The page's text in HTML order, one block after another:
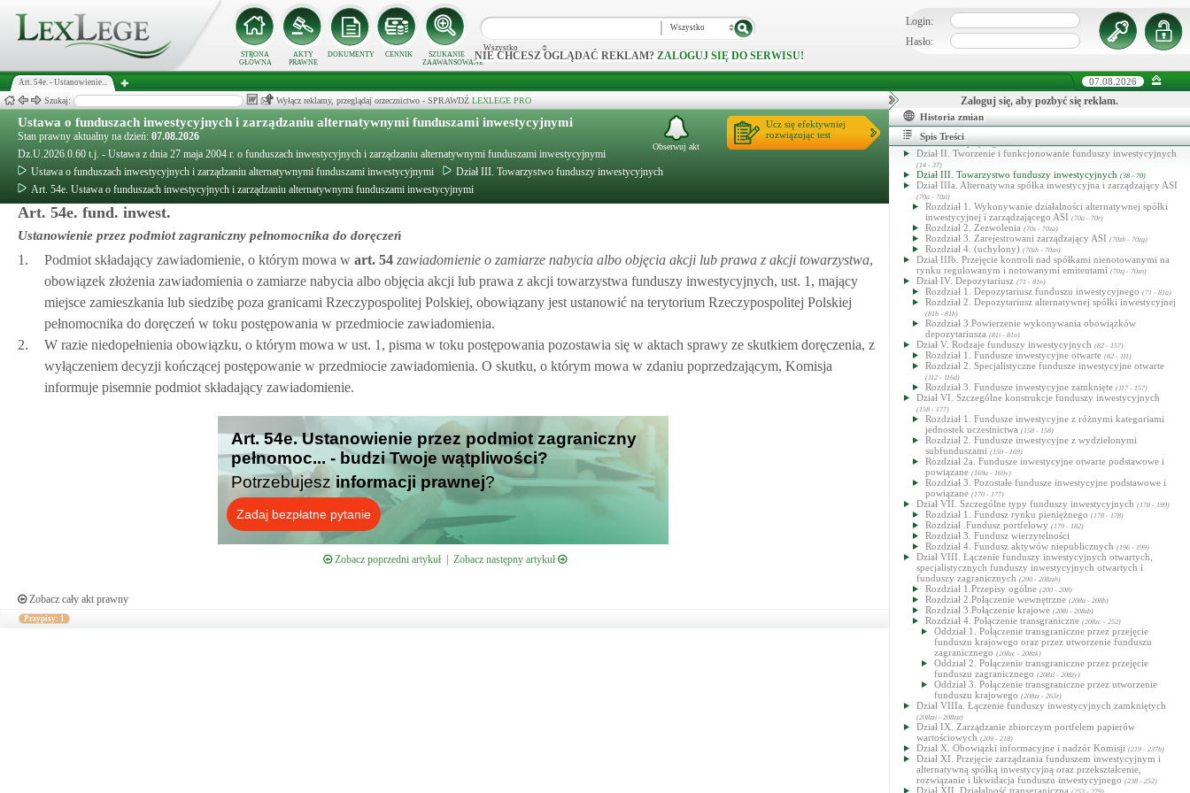
STRONA
GŁÓWNA
AKTY
PRAWNE
DOKUMENTY CENNIK
SZUKANIE
ZAAWANSOWANE
Wszystko
Wszystko
NIE CHCESZ OGLĄDAĆ REKLAM? ZALOGUJ SIĘ DO SERWISU!
Login:
Hasło:
Art. 54e. - Ustanowienie... 07.08.2026
Szukaj: Wyłącz reklamy, przeglądaj orzecznictwo - SPRAWDŹ LEXLEGE PRO
Ustawa o funduszach inwestycyjnych i zarządzaniu alternatywnymi funduszami inwestycyjnymi
Stan prawny aktualny na dzień: 07.08.2026
Dz.U.2026.0.60 t.j. - Ustawa z dnia 27 maja 2004 r. o funduszach inwestycyjnych i zarządzaniu alternatywnymi funduszami inwestycyjnymi
Ustawa o funduszach inwestycyjnych i zarządzaniu alternatywnymi funduszami inwestycyjnymi
Dział III. Towarzystwo funduszy inwestycyjnych
Art. 54e. Ustawa o funduszach inwestycyjnych i zarządzaniu alternatywnymi funduszami inwestycyjnymi
Ucz się efektywniej
rozwiązując test
Obserwuj akt
Art. 54e. fund. inwest.
Ustanowienie przez podmiot zagraniczny pełnomocnika do doręczeń
1. Podmiot składający zawiadomienie, o którym mowa w art. 54 zawiadomienie o zamiarze nabycia albo objęcia akcji lub prawa z akcji towarzystwa,
obowiązek złożenia zawiadomienia o zamiarze nabycia albo objęcia akcji lub prawa z akcji towarzystwa funduszy inwestycyjnych, ust. 1, mający
miejsce zamieszkania lub siedzibę poza granicami Rzeczypospolitej Polskiej, obowiązany jest ustanowić na terytorium Rzeczypospolitej Polskiej
pełnomocnika do doręczeń w toku postępowania w przedmiocie zawiadomienia.
2.
W razie niedopełnienia obowiązku, o którym mowa w ust. 1, pisma w toku postępowania pozostawia się w aktach sprawy ze skutkiem doręczenia, z
wyłączeniem decyzji kończącej postępowanie w przedmiocie zawiadomienia. O skutku, o którym mowa w zdaniu poprzedzającym, Komisja
informuje pisemnie podmiot składający zawiadomienie.
Art. 54e. Ustanowienie przez podmiot zagraniczny
pełnomoc... - budzi Twoje wątpliwości?
Potrzebujesz informacji prawnej?
Zadaj bezpłatne pytanie
Zobacz poprzedni artykuł| Zobacz następny artykuł
Zobacz cały akt prawny
Przypisy: 1
Zaloguj się, aby pozbyć się reklam.
Historia zmian
Spis Treści
Ustawa o funduszach inwestycyjnych i zarządzaniu alternatywnymi
funduszami inwestycyjnymi
Dział I. Przepisy ogólne(1 - 13b)
Dział II. Tworzenie i funkcjonowanie funduszy inwestycyjnych
(14 - 37)
Dział III. Towarzystwo funduszy inwestycyjnych (38 - 70)
Dział IIIa. Alternatywna spółka inwestycyjna i zarządzający ASI
(70a - 70zi)
Rozdział 1. Wykonywanie działalności alternatywnej spółki
inwestycyjnej i zarządzającego ASI (70a - 70r)
Rozdział 2. Zezwolenia (70s - 70za)
Rozdział 3. Zarejestrowani zarządzający ASI (70zb - 70zg)
Rozdział 4. (uchylony) (70zh - 70zn)
Dział IIIb. Przejęcie kontroli nad spółkami nienotowanymi na
rynku regulowanym i notowanymi emitentami (70zj - 70zn)
Dział IV. Depozytariusz (71 - 81n)
Rozdział 1. Depozytariusz funduszu inwestycyjnego (71 - 81a)
Rozdział 2. Depozytariusz alternatywnej spółki inwestycyjnej
(81b - 81h)
Rozdział 3.Powierzenie wykonywania obowiązków
depozytariusza (81i - 81n)
Dział V. Rodzaje funduszy inwestycyjnych (82 - 157)
Rozdział 1. Fundusze inwestycyjne otwarte (82 - 111)
Rozdział 2. Specjalistyczne fundusze inwestycyjne otwarte
(112 - 116d)
Rozdział 3. Fundusze inwestycyjne zamknięte (117 - 157)
Dział VI. Szczególne konstrukcje funduszy inwestycyjnych
(158 - 177)
Rozdział 1. Fundusze inwestycyjne z różnymi kategoriami
jednostek uczestnictwa (158 - 158)
Rozdział 2. Fundusze inwestycyjne z wydzielonymi
subfunduszami (159 - 169)
Rozdział 2a. Fundusze inwestycyjne otwarte podstawowe i
powiązane (169a - 169y)
Rozdział 3. Pozostałe fundusze inwestycyjne podstawowe i
powiązane (170 - 177)
Dział VII. Szczególne typy funduszy inwestycyjnych (178 - 199)
Rozdział 1. Fundusz rynku pieniężnego (178 - 178)
Rozdział .Fundusz portfelowy (179 - 182)
Rozdział 3. Fundusz wierzytelności
Rozdział 4. Fundusz aktywów niepublicznych (196 - 199)
Dział VIII. Łączenie funduszy inwestycyjnych otwartych,
specjalistycznych funduszy inwestycyjnych otwartych i
funduszy zagranicznych (200 - 208zzh)
Rozdział 1.Przepisy ogólne (200 - 208)
Rozdział 2.Połączenie wewnętrzne (208a - 208h)
Rozdział 3.Połączenie krajowe (208i - 208zb)
Rozdział 4. Połączenie transgraniczne (208zc - 252)
Oddział 1. Połączenie transgraniczne przez przejęcie
funduszu krajowego oraz przez utworzenie funduszu
zagranicznego (208zc - 208zk)
Oddział 2. Połączenie transgraniczne przez przejęcie
funduszu zagranicznego (208zl - 208zy)
Oddział 3. Połączenie transgraniczne przez utworzenie
funduszu krajowego (208zz - 263r)
Dział VIIIa. Łączenie funduszy inwestycyjnych zamkniętych
(208zzi - 208zzt)
Dział IX. Zarządzanie zbiorczym portfelem papierów
wartościowych (209 - 218)
Dział X. Obowiązki informacyjne i nadzór Komisji (219 - 237b)
Dział XI. Przejęcie zarządzania funduszem inwestycyjnym i
alternatywną spółką inwestycyjną oraz przekształcenie,
rozwiązanie i likwidacja funduszu inwestycyjnego (238 - 252)
Dział XII. Działalność transgraniczna